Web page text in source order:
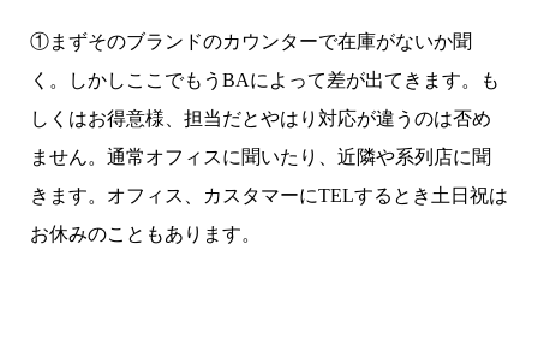
①まずそのブランドのカウンターで在庫がないか聞
く。しかしここでもうBAによって差が出てきます。も
しくはお得意様、担当だとやはり対応が違うのは否め
ません。通常オフィスに聞いたり、近隣や系列店に聞
きます。オフィス、カスタマーにTELするとき土日祝は
お休みのこともあります。